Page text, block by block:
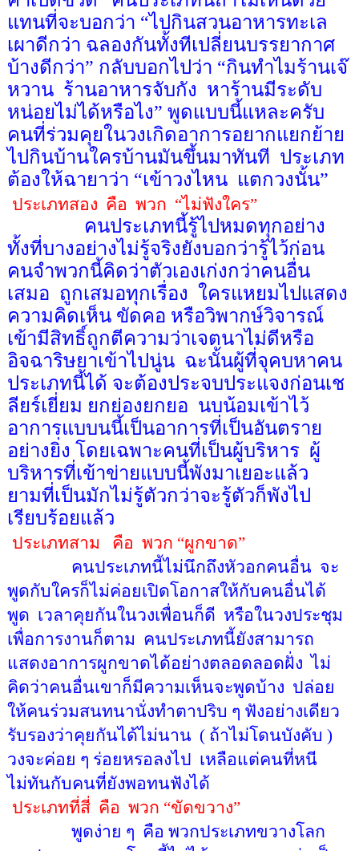
แทนที่จะบอกว่า “ไปกินสวนอาหารทะเล
เผาดีกว่า ฉลองกันทั้งทีเปลี่ยนบรรยากาศ
บ้างดีกว่า” กลับบอกไปว่า “กินทำไมร้านเจ๊
หวาน ร้านอาหารจับกัง หาร้านมีระดับ
หน่อยไม่ได้หรือไง” พูดแบบนี้แหละครับ
คนที่ร่วมคุยในวงเกิดอาการอยากแยกย้าย
ไปกินบ้านใครบ้านมันขึ้นมาทันที ประเภท
ต้องให้ฉายาว่า “เข้าวงไหน แตกวงนั้น”
ประเภทสอง คือ พวก “ไม่ฟังใคร”
คนประเภทนี้รู้ไปหมดทุกอย่าง
ทั้งที่บางอย่างไม่รู้จริงยังบอกว่ารู้ไว้ก่อน
คนจำพวกนี้คิดว่าตัวเองเก่งกว่าคนอื่น
เสมอ ถูกเสมอทุกเรื่อง ใครแหยมไปแสดง
ความคิดเห็น ขัดคอ หรือวิพากษ์วิจารณ์
เข้ามีสิทธิ์ถูกตีความว่าเจตนาไม่ดีหรือ
อิจฉาริษยาเข้าไปนู่น ฉะนั้นผู้ที่จุคบหาคน
ประเภทนี้ได้ จะต้องประจบประแจงก่อนเช
ลียร์เยี่ยม ยกย่องยกยอ นบน้อมเข้าไว้
อาการแบบนนี้เป็นอาการที่เป็นอันตราย
อย่างยิ่ง โดยเฉพาะคนที่เป็นผู้บริหาร ผู้
บริหารที่เข้าข่ายแบบนี้พังมาเยอะแล้ว
ยามที่เป็นมักไม่รู้ตัวกว่าจะรู้ตัวก็พังไป
เรียบร้อยแล้ว
ประเภทสาม คือ พวก “ผูกขาด”
คนประเภทนี้ไม่นึกถึงหัวอกคนอื่น จะ
พูดกับใครก็ไม่ค่อยเปิดโอกาสให้กับคนอื่นได้
พูด เวลาคุยกันในวงเพื่อนก็ดี หรือในวงประชุม
เพื่อการงานก็ตาม คนประเภทนี้ยังสามารถ
แสดงอาการผูกขาดได้อย่างตลอดลอดฝั่ง ไม่
คิดว่าคนอื่นเขาก็มีความเห็นจะพูดบ้าง ปล่อย
ให้คนร่วมสนทนานั่งทำตาปริบ ๆ ฟังอย่างเดียว
รับรองว่าคุยกันได้ไม่นาน ( ถ้าไม่โดนบังคับ )
วงจะค่อย ๆ ร่อยหรอลงไป เหลือแต่คนที่หนี
ไม่ทันกับคนที่ยังพอทนฟังได้
ประเภทที่สี่ คือ พวก “ขัดขวาง”
พูดง่าย ๆ คือ พวกประเภทขวางโลก